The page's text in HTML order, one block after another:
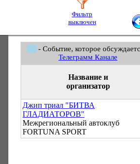
Фильтр
выключен
- Событие, которое
Телеграмм Канале
Название и
организатор
Джип триал "БИТВА
ГЛАДИАТОРОВ"
Межрегиональный автоклуб
FORTUNA SPORT